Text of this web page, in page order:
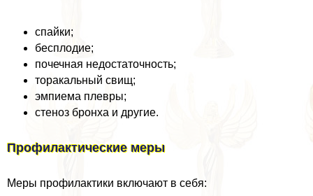
спайки;
бесплодие;
почечная недостаточность;
тоpaкальный свищ;
эмпиема плевры;
стеноз бронха и другие.
Профилактические меры
Меры профилактики включают в себя: